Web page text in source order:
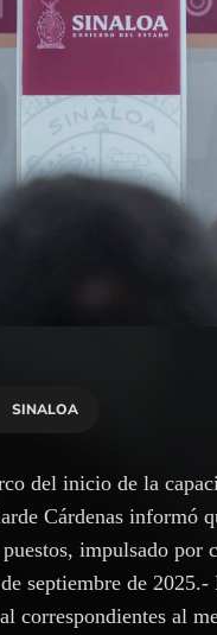
SINALOA
del inicio de la
Cárdenas informó
impulsado
septiembre de
correspondientes al